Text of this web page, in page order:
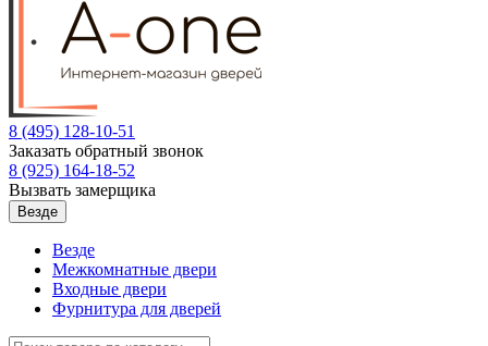
8 (495) 128-10-51
Заказать обратный звонок
8 (925) 164-18-52
Вызвать замерщика
Везде
Везде
Межкомнатные двери
Входные двери
Фурнитура для дверей